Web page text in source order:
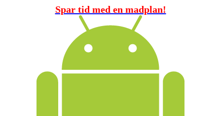
Spar tid med en madplan!